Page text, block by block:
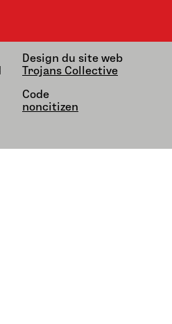
Design du site web
Trojans Collective
Code
noncitizen